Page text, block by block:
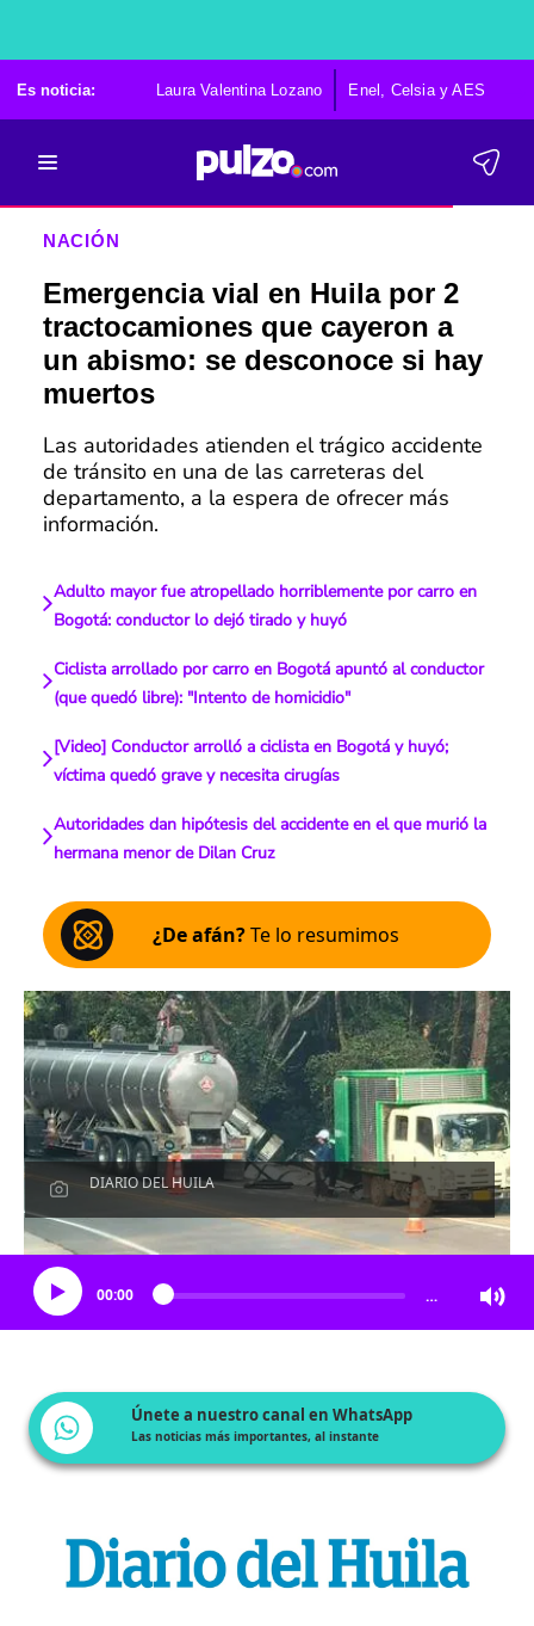
Es noticia: Laura Valentina Lozano Enel, Celsia y AES
NACIÓN
Emergencia vial en Huila por 2
tractocamiones que cayeron a
un abismo: se desconoce si hay
muertos
Las autoridades atienden el trágico accidente
de tránsito en una de las carreteras del
departamento, a la espera de ofrecer más
información.
Adulto mayor fue atropellado horriblemente por carro en
Bogotá: conductor lo dejó tirado y huyó
Ciclista arrollado por carro en Bogotá apuntó al conductor
(que quedó libre): "Intento de homicidio"
[Video] Conductor arrolló a ciclista en Bogotá y huyó;
víctima quedó grave y necesita cirugías
Autoridades dan hipótesis del accidente en el que murió la
hermana menor de Dilan Cruz
¿De afán?Te lo resumimos
DIARIO DEL HUILA
Escucha el artículo
00:00 …
Únete a nuestro canal en WhatsApp
Las noticias más importantes, al instante